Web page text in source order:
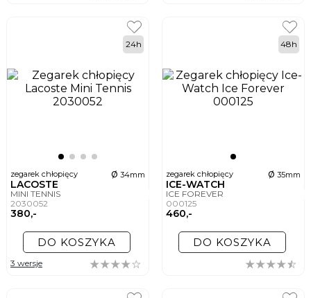
zegarek chłopięcy ø 34mm
LACOSTE
MINI TENNIS
2030052
380,-
24h
DO KOSZYKA
3 wersje
zegarek chłopięcy ø 35mm
ICE-WATCH
ICE FOREVER
000125
460,-
48h
DO KOSZYKA